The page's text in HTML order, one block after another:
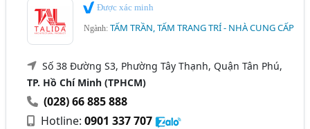
Được xác minh
Ngành:TẤM TRẦN, TẤM TRANG TRÍ - NHÀ CUNG CẤP
Số 38 Đường S3, Phường Tây Thạnh, Quận Tân Phú,
TP. Hồ Chí Minh (TPHCM)
(028) 66 885 888
Hotline:0901 337 707